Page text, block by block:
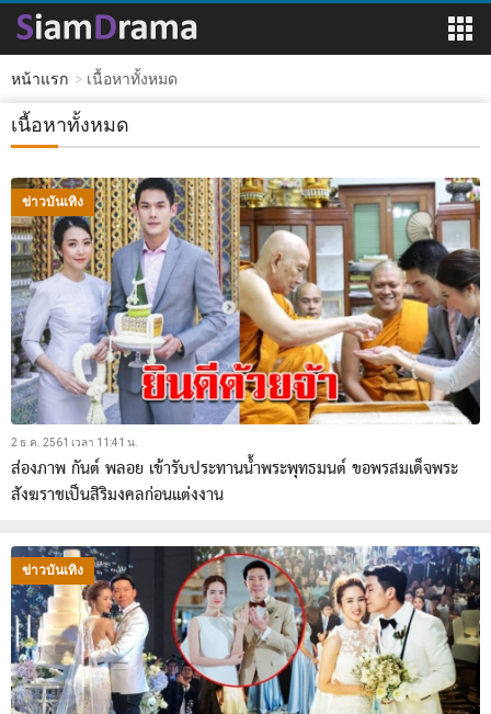
หน้าแรก เนื้อหาทั้งหมด
เนื้อหาทั้งหมด
ข่าวบันเทิง
2 ธ.ค. 2561 เวลา 11:41 น.
ส่องภาพ กันต์ พลอย เข้ารับประทานน้ำพระพุทธมนต์ ขอพรสมเด็จพระ
สังฆราชเป็นสิริมงคลก่อนแต่งงาน
ข่าวบันเทิง